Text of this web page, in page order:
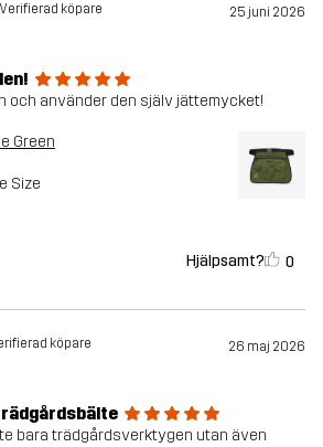
köpare 25 juni 2026
och använder den själv jättemycket!
Green
Size
Hjälpsamt? 0
köpare 26 maj 2026
bara trädgårdsverktygen utan även